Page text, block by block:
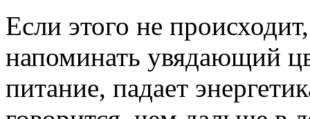
Если этого не
напоминать увядающий
питание, падает